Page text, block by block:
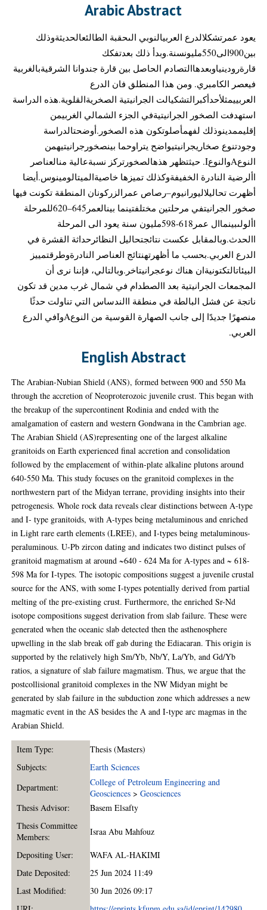
Arabic Abstract
يعود عمرتشكلالدرع العربيالنوبي الىحقبة الطالئعالحديثةوذلك
بين900الى550مليونسنة.وبدأ ذلك بعدتفكك
قارةرودينياوبعدهاالتصادم الحاصل بين قارة جندوانا الشرقيةبالغربية
فيعصر الكامبري. ومن هذا المنطلق فان الدرع
العربييمثلأحدأكبرالتشكيالت الجرانيتية الصخريةالقلوية.هذه الدراسة
استهدفت الصخور الجرانيتيةفي الجزء الشمالي الغربيمن
إقليممدينوذلك لفهمأصلوتكون هذه الصخور.أوضحتالدراسة
وجودتنوع صخاريجرانيتيواضح يتراوحما بينصخورجرانيتيهمن
النوعAوالنوعI. حيثتظهر هذهالصخورتركز نسبةعالية منالعناصر
األرضية النادرة الخفيفةوكذلك تميزها خاصيةالميتالومينوس.أيضا
أظهرت تحاليلاليورانيوم–رصاص عمرالزركونان المنطقة تكونت فيها
صخور الجرانيتفي مرحلتين مختلفتينما بينالعمر645–620للمرحلة
األولىبينماال عمر618-598مليون سنة يعود الى المرحلة
االحدث.وبالمقابل عكست نتائجتحاليل النظائرحداثة القشرة في
الدرع العربي.بحسب ما أظهرتهنتائج العناصر النادرةوطرقتمييز
البيئاتالتكتونيةان هناك نوعجرانيتاخر.وبالتالي، فإننا نرى أن
المجمعات الجرانيتية بعد االصطدام في شمال غرب مدين قد تكون
ناتجة عن فشل البالطة في منطقة االندساس التي تناولت حدثًا
منصهرًا جديدًا إلى جانب الصهارة القوسية من النوعAوIفي الدرع
العربي.
English Abstract
The Arabian-Nubian Shield (ANS), formed between 900 and 550 Ma
through the accretion of Neoproterozoic juvenile crust. This began with
the breakup of the supercontinent Rodinia and ended with the
amalgamation of eastern and western Gondwana in the Cambrian age.
The Arabian Shield (AS)representing one of the largest alkaline
granitoids on Earth experienced final accretion and consolidation
followed by the emplacement of within-plate alkaline plutons around
640-550 Ma. This study focuses on the granitoid complexes in the
northwestern part of the Midyan terrane, providing insights into their
petrogenesis. Whole rock data reveals clear distinctions between A-type
and I- type granitoids, with A-types being metaluminous and enriched
in Light rare earth elements (LREE), and I-types being metaluminous-
peraluminous. U-Pb zircon dating and indicates two distinct pulses of
granitoid magmatism at around ~640 - 624 Ma for A-types and ~ 618-
598 Ma for I-types. The isotopic compositions suggest a juvenile crustal
source for the ANS, with some I-types potentially derived from partial
melting of the pre-existing crust. Furthermore, the enriched Sr-Nd
isotope compositions suggest derivation from slab failure. These were
generated when the oceanic slab detected then the asthenosphere
upwelling in the slab break off gab during the Ediacaran. This origin is
supported by the relatively high Sm/Yb, Nb/Y, La/Yb, and Gd/Yb
ratios, a signature of slab failure magmatism. Thus, we argue that the
postcollisional granitoid complexes in the NW Midyan might be
generated by slab failure in the subduction zone which addresses a new
magmatic event in the AS besides the A and I-type arc magmas in the
Arabian Shield.
Item Type:
Thesis (Masters)
Subjects:
Earth Sciences
Department:
College of Petroleum Engineering and
Geosciences >Geosciences
Thesis Advisor:
Basem Elsafty
Thesis Committee
Members:
Israa Abu Mahfouz
Depositing User:
WAFA AL-HAKIMI
Date Deposited:
25 Jun 2024 11:49
Last Modified:
30 Jun 2026 09:17